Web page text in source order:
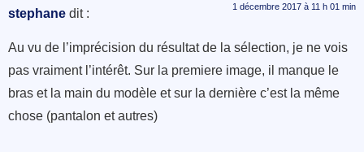
stephane dit : 1 décembre 2017 à 11 h 01 min
Au vu de l’imprécision du résultat de la sélection, je ne vois
pas vraiment l’intérêt. Sur la premiere image, il manque le
bras et la main du modèle et sur la dernière c’est la même
chose (pantalon et autres)